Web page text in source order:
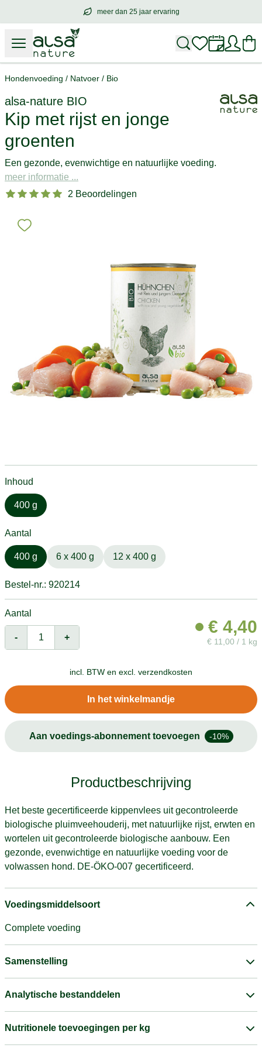
meer dan 25 jaar ervaring
meer dan25 jaar ervaring
Hondenvoeding / Natvoer / Bio
alsa-nature BIO
Kip met rijst en jonge
groenten
Een gezonde, evenwichtige en natuurlijke voeding.
meer informatie ...
2 Beoordelingen
Inhoud
400 g
Aantal
400 g 6 x 400 g 12 x 400 g
Bestel-nr.: 920214
Aantal
- +
€ 4,40
€ 11,00 / 1 kg
incl. BTW en excl. verzendkosten
In het winkelmandje
Aan voedings-abonnement toevoegen -10%
Productbeschrijving
Het beste gecertificeerde kippenvlees uit gecontroleerde
biologische pluimveehouderij, met natuurlijke rijst, erwten en
wortelen uit gecontroleerde biologische aanbouw. Een
gezonde, evenwichtige en natuurlijke voeding voor de
volwassen hond. DE-ÖKO-007 gecertificeerd.
Voedingsmiddelsoort
Complete voeding
Samenstelling
Analytische bestanddelen
Nutritionele toevoegingen per kg